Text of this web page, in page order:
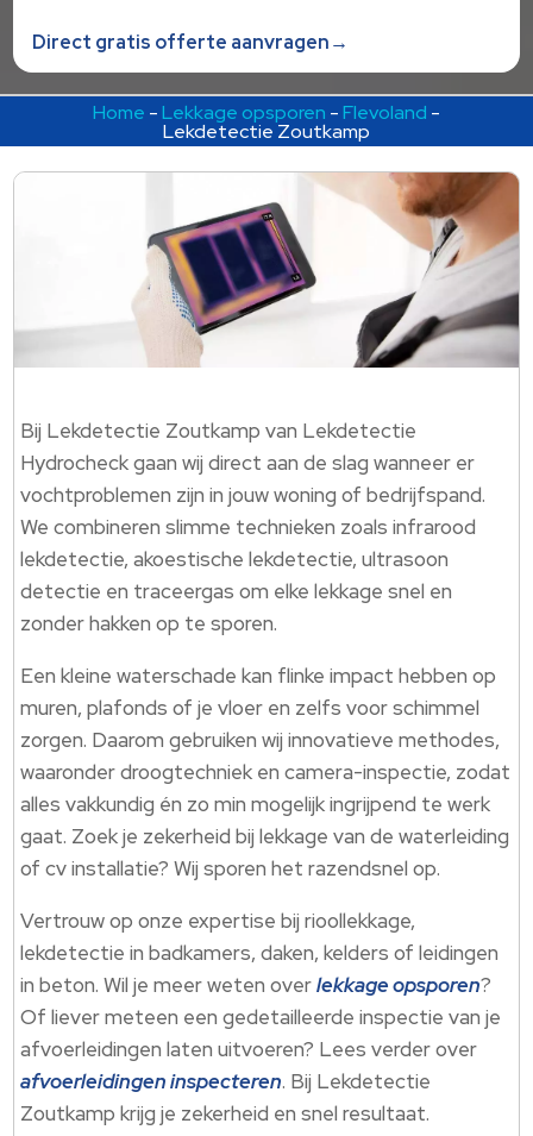
Direct gratis offerte aanvragen→
Home -Lekkage opsporen -Flevoland -
Lekdetectie Zoutkamp
Bij Lekdetectie Zoutkamp van Lekdetectie
Hydrocheck gaan wij direct aan de slag wanneer er
vochtproblemen zijn in jouw woning of bedrijfspand.
We combineren slimme technieken zoals infrarood
lekdetectie, akoestische lekdetectie, ultrasoon
detectie en traceergas om elke lekkage snel en
zonder hakken op te sporen.
Een kleine waterschade kan flinke impact hebben op
muren, plafonds of je vloer en zelfs voor schimmel
zorgen. Daarom gebruiken wij innovatieve methodes,
waaronder droogtechniek en camera-inspectie, zodat
alles vakkundig én zo min mogelijk ingrijpend te werk
gaat. Zoek je zekerheid bij lekkage van de waterleiding
of cv installatie? Wij sporen het razendsnel op.
Vertrouw op onze expertise bij rioollekkage,
lekdetectie in badkamers, daken, kelders of leidingen
in beton. Wil je meer weten overlekkage opsporen?
Of liever meteen een gedetailleerde inspectie van je
afvoerleidingen laten uitvoeren? Lees verder over
afvoerleidingen inspecteren. Bij Lekdetectie
Zoutkamp krijg je zekerheid en snel resultaat.